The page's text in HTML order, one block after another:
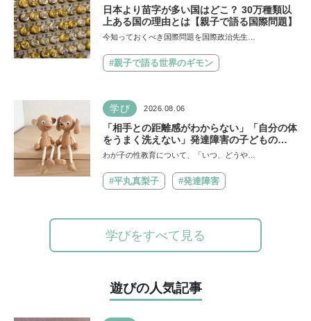
日本より苗字が多い国はどこ？ 30万種類以
上ある国の理由とは【親子で語る国際問題】
今知っておくべき国際問題を国際政治先生…
#親子で語る世界のギモン
学び 2026.08.06
「相手との距離感がわからない」「自分の体
をうまく洗えない」発達障害の子どもの
「性」に関する困りごと・性教育のポイント
聞いた】
わが子の性教育について、「いつ、どうや…
#平丸真梨子 #発達障害
学びをすべて見る
遊びの人気記事